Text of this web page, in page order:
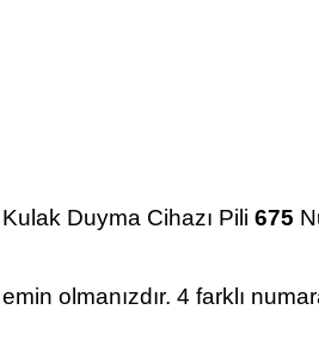
Duyma Cihazı Pili 675
olmanızdır. 4 farklı